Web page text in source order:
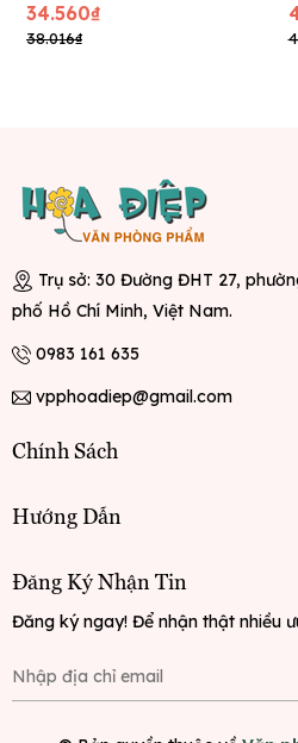
34.560₫
38.016₫
Trụ sở: 30 Đường ĐHT 27,
phố Hồ Chí Minh, Việt Nam.
0983 161 635
vpphoadiep@gmail.com
Chính Sách
Hướng Dẫn
Đăng Ký Nhận Tin
Đăng ký ngay! Để nhận thật nhiều